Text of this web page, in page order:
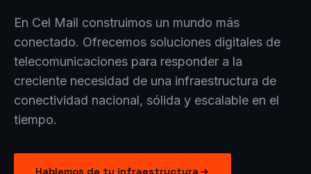
En Cel Mail construimos un mundo más
conectado. Ofrecemos soluciones digitales de
telecomunicaciones para responder a la
creciente necesidad de una infraestructura de
conectividad nacional, sólida y escalable en el
tiempo.
Hablemos de tu infraestructura